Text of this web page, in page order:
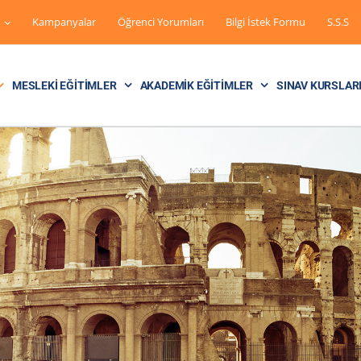
Kampanyalar Öğrenci Yorumları Bilgi İstek Formu S.S.S
MESLEKI EĞITIMLER AKADEMIK EĞITIMLER SINAV KURSLARI